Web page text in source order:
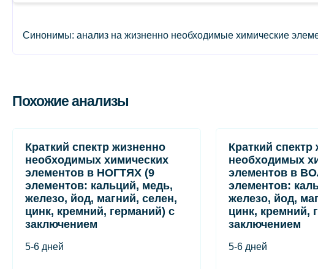
Синонимы: анализ на жизненно необходимые химические
Похожие анализы
Краткий спектр жизненно
необходимых химических
элементов в НОГТЯХ (9
элементов: кальций, медь,
железо, йод, магний, селен,
цинк, кремний, германий) с
заключением
5-6 дней
Краткий
необходимых
элементов в
элементов:
железо, йод,
цинк, кремний,
заключением
5-6 дней